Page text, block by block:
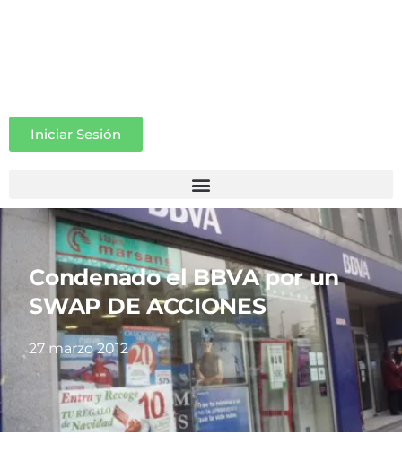
Iniciar Sesión
Condenado el BBVA por un
SWAP DE ACCIONES
27 marzo 2012